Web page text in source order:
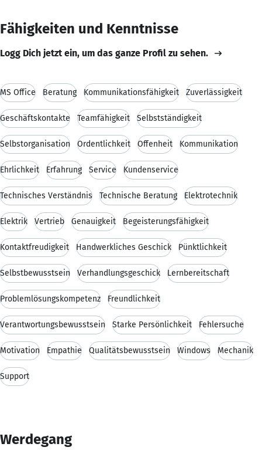
Fähigkeiten und Kenntnisse
Logg Dich jetzt ein, um das ganze Profil zu sehen.
MS Office Beratung Kommunikationsfähigkeit Zuverlässigkeit
Geschäftskontakte Teamfähigkeit Selbstständigkeit
Selbstorganisation Ordentlichkeit Offenheit Kommunikation
Ehrlichkeit Erfahrung Service Kundenservice
Technisches Verständnis Technische Beratung Elektrotechnik
Elektrik Vertrieb Genauigkeit Begeisterungsfähigkeit
Kontaktfreudigkeit Handwerkliches Geschick Pünktlichkeit
Selbstbewusstsein Verhandlungsgeschick Lernbereitschaft
Problemlösungskompetenz Freundlichkeit
Verantwortungsbewusstsein Starke Persönlichkeit Fehlersuche
Motivation Empathie Qualitätsbewusstsein Windows Mechanik
Support
Werdegang